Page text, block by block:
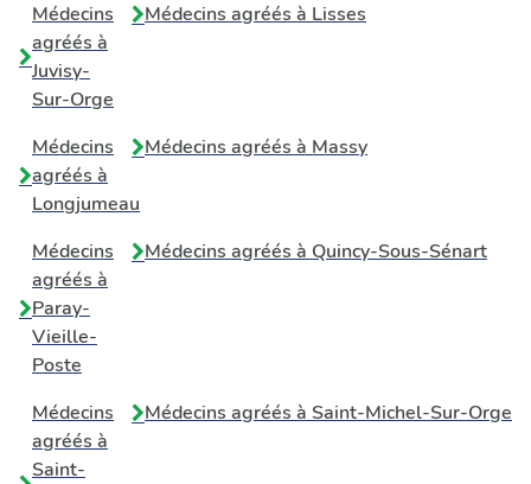
Médecins
agréés à
Juvisy-
Sur-Orge
Médecins agréés à Lisses
Médecins
agréés à
Longjumeau
Médecins agréés à Massy
Médecins
agréés à
Paray-
Vieille-
Poste
Médecins agréés à Quincy-Sous-Sénart
Médecins
agréés à
Saint-
Médecins agréés à Saint-Michel-Sur-Orge